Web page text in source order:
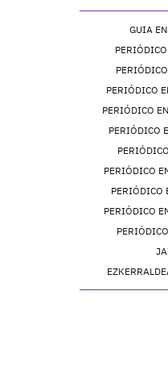
GUIA
PERIÓDICO
PERIÓDICO
PERIÓDICO
PERIÓDICO
PERIÓDICO
PERIÓDICO